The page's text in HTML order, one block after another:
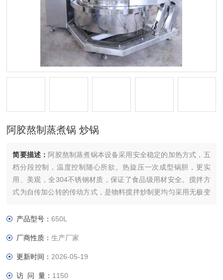
阿胶熬制蒸煮锅 炒锅
简要描述： 阿胶熬制蒸煮锅本设备采用安全稳定的加热方式，五
档分段控制，温度控制随心所欲。热旋压一次成型锅胆，更实
用、美观，全304不锈钢材质，保证了食品级用材安全。搅拌方
式为自传加公转的传动方式，是物料搅拌炒制更均匀采用无极变
作效率高，耗能低，使用寿命长。结构紧凑，维修方便等特点，
产品型号：650L
厂商性质：生产厂家
更新时间： 2026-05-19
访 问 量： 1150